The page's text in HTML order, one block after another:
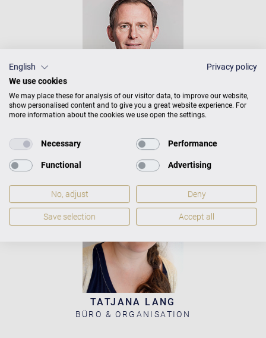
TILMANN STARKE
TATJANA LANG
BÜRO & ORGANISATION
English
Privacy policy
We use cookies
We may place these for analysis of our visitor data, to improve our website,
show personalised content and to give you a great website experience. For
more information about the cookies we use open the settings.
Necessary Performance
Functional Advertising
No, adjust Deny
Save selection Accept all